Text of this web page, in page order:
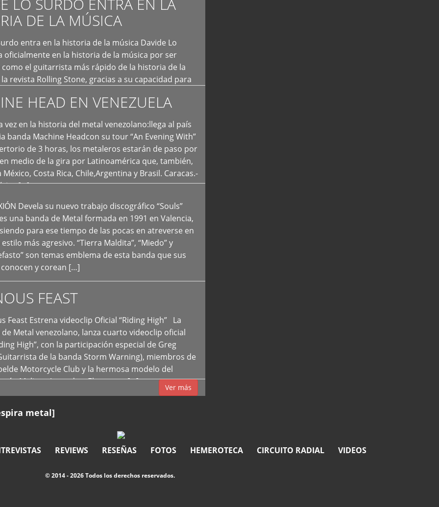
DE LA MÚSICA
entra en la historia de la música Davide Lo
oficialmente en la historia de la música por ser
el guitarrista más rápido de la historia de la
revista Rolling Stone, gracias a su capacidad para
HEAD EN VENEZUELA
vez en la historia del metal venezolano:llega al país
banda Machine Headcon su tour “An Evening With”
de 3 horas, los metaleros estarán de paso por
medio de la gira por Latinoamérica que, también,
México, Costa Rica, Chile,Argentina y Brasil. Caracas.-
[…]
Devela su nuevo trabajo discográfico “Souls”
una banda de Metal formada en 1991 en Valencia,
para ese tiempo de las pocas en atreverse en
más agresivo. “Tierra Maldita”, “Miedo” y
son temas emblema de esta banda que sus
y corean […]
FEAST
Feast Estrena videoclip Oficial “Riding High” La
Metal venezolano, lanza cuarto videoclip oficial
High”, con la participación especial de Greg
de la banda Storm Warning), miembros de
Motorcycle Club y la hermosa modelo del
Melissa Acevedo. El potente […]
Ver más
metal]
REVIEWS RESEÑAS FOTOS HEMEROTECA CIRCUITO RADIAL VIDEOS
© 2014 - 2026 Todos los derechos reservados.